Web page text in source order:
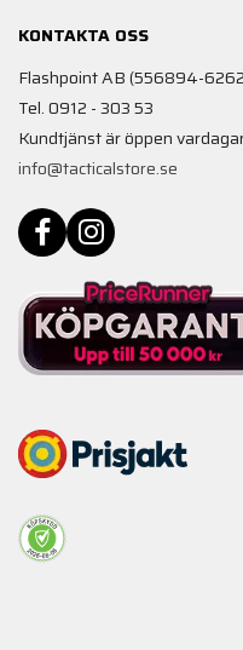
KONTAKTA OSS
Flashpoint AB (556894-
Tel. 0912 - 303 53
Kundtjänst är öppen
info@tacticalstore.se